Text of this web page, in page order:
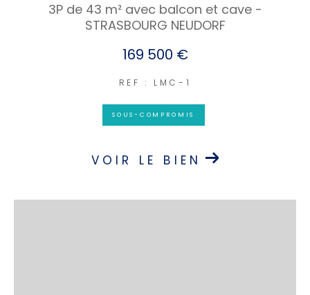
3P de 43 m² avec balcon et cave -
STRASBOURG NEUDORF
169 500 €
REF : LMC-1
SOUS-COMPROMIS
VOIR LE BIEN